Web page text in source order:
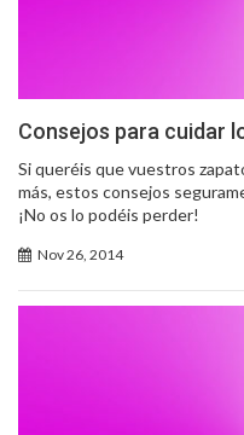
Consejos para cuidar
Si queréis que vuestros
más, estos consejos
¡No os lo podéis perder!
Nov 26, 2014